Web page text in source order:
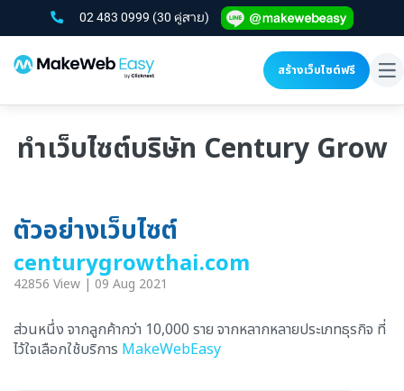
02 483 0999 (30 คู่สาย)
สร้างเว็บไซต์ฟรี
ทำเว็บไซต์บริษัท Century Grow
ตัวอย่างเว็บไซต์
centurygrowthai.com
42856 View | 09 Aug 2021
ส่วนหนึ่ง จากลูกค้ากว่า 10,000 ราย จากหลากหลายประเภทธุรกิจ ที่
ไว้ใจเลือกใช้บริการ MakeWebEasy